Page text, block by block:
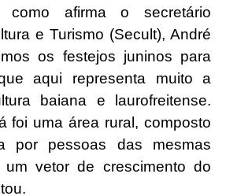
como afirma o secretário
e Turismo (Secult), André
os festejos juninos para
aqui representa muito a
baiana e laurofreitense.
foi uma área rural, composto
por pessoas das mesmas
vetor de crescimento do